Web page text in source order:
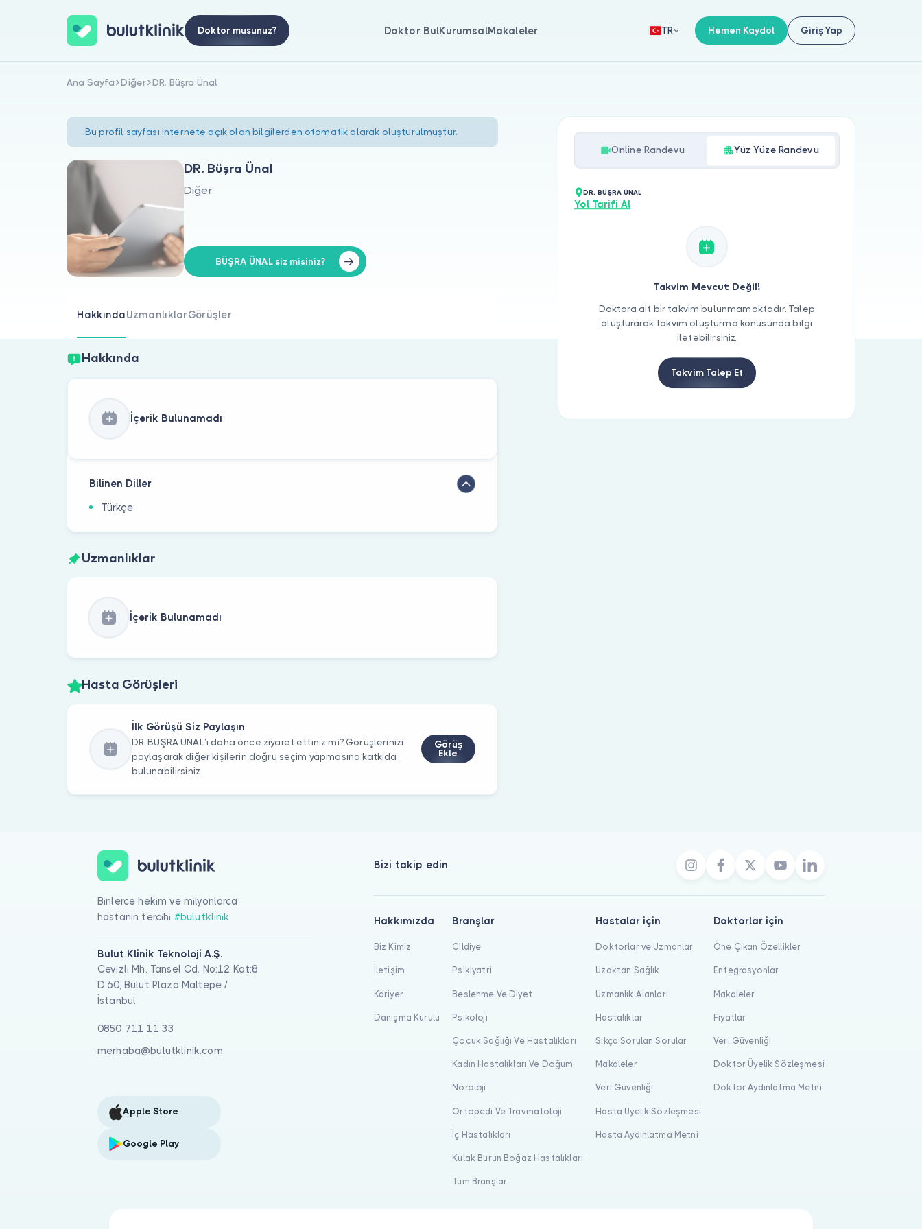
Doktor musunuz? Doktor BulKurumsalMakaleler TR Hemen Kaydol Giriş Yap
Ana Sayfa Diğer DR. Büşra Ünal
Bu profil sayfası internete açık olan bilgilerden otomatik olarak oluşturulmuştur.
DR. Büşra Ünal
Diğer
BÜŞRA ÜNAL siz misiniz?
HakkındaUzmanlıklarGörüşler
Hakkında
İçerik Bulunamadı
Bilinen Diller
Türkçe
Uzmanlıklar
İçerik Bulunamadı
Hasta Görüşleri
İlk Görüşü Siz Paylaşın
DR. BÜŞRA ÜNAL’ı daha önce ziyaret ettiniz mi? Görüşlerinizi
paylaşarak diğer kişilerin doğru seçim yapmasına katkıda
bulunabilirsiniz.
Görüş
Ekle
Online Randevu Yüz Yüze Randevu
DR. BÜŞRA ÜNAL
Yol Tarifi Al
Takvim Mevcut Değil!
Doktora ait bir takvim bulunmamaktadır. Talep
oluşturarak takvim oluşturma konusunda bilgi
iletebilirsiniz.
Takvim Talep Et
Binlerce hekim ve milyonlarca
hastanın tercihi #bulutklinik
Bulut Klinik Teknoloji A.Ş.
Cevizli Mh. Tansel Cd. No:12 Kat:8
D:60, Bulut Plaza Maltepe /
İstanbul
0850 711 11 33
merhaba@bulutklinik.com
Apple Store
Google Play
Bizi takip edin
Hakkımızda
Biz Kimiz
İletişim
Kariyer
Danışma Kurulu
Branşlar
Cildiye
Psikiyatri
Beslenme Ve Diyet
Psikoloji
Çocuk Sağlığı Ve Hastalıkları
Kadın Hastalıkları Ve Doğum
Nöroloji
Ortopedi Ve Travmatoloji
İç Hastalıkları
Kulak Burun Boğaz Hastalıkları
Tüm Branşlar
Hastalar için
Doktorlar ve Uzmanlar
Uzaktan Sağlık
Uzmanlık Alanları
Hastalıklar
Sıkça Sorulan Sorular
Makaleler
Veri Güvenliği
Hasta Üyelik Sözleşmesi
Hasta Aydınlatma Metni
Doktorlar için
Öne Çıkan Özellikler
Entegrasyonlar
Makaleler
Fiyatlar
Veri Güvenliği
Doktor Üyelik Sözleşmesi
Doktor Aydınlatma Metni